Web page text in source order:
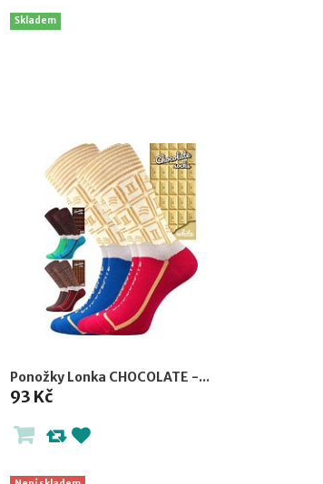
Skladem
Ponožky Lonka CHOCOLATE -...
93 Kč